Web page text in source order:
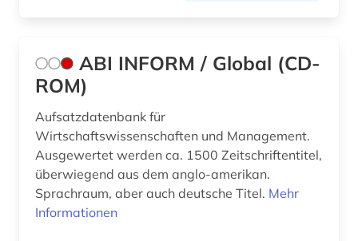
ABI INFORM / Global (CD-
ROM)
Aufsatzdatenbank für
Wirtschaftswissenschaften und Management.
Ausgewertet werden ca. 1500 Zeitschriftentitel,
überwiegend aus dem anglo-amerikan.
Sprachraum, aber auch deutsche Titel. Mehr
Informationen